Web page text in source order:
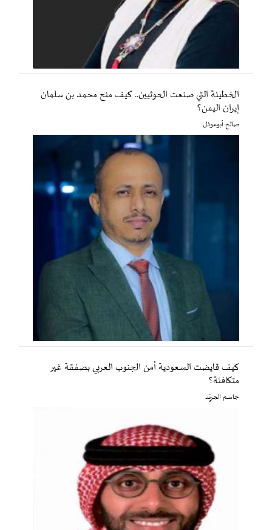
الخطيئة التي صنعت الحوثيين.. كيف منح محمد بن سلمان
إيران اليمن؟
صالح أبوعوذل
كيف قايضت السعودية أمن الجنوب العربي بصفقة غير
متكافئة؟
جاسم الجريّد